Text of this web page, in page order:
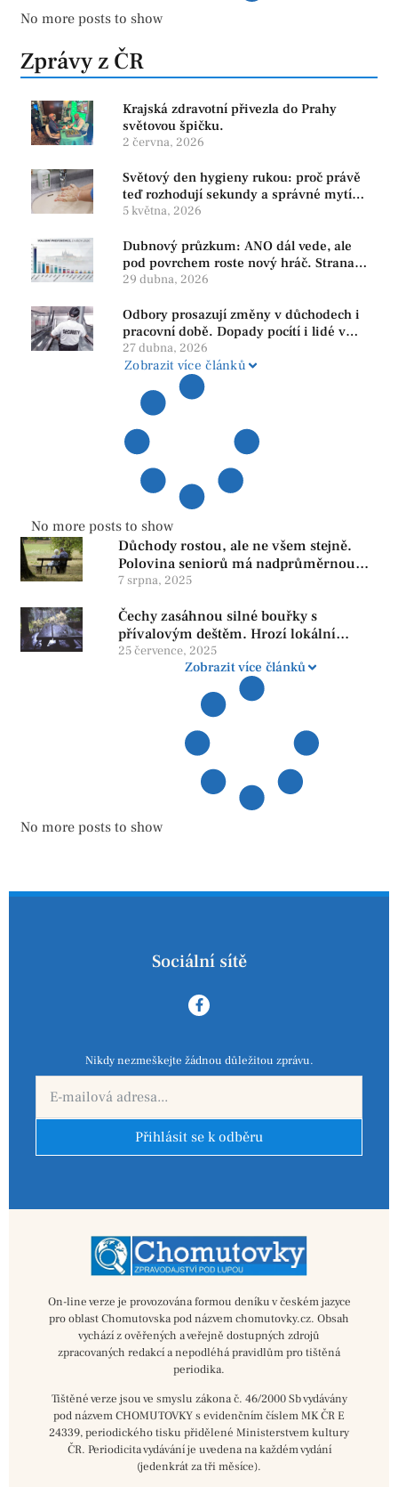
No more posts to show
Zprávy z ČR
Krajská zdravotní přivezla do Prahy
světovou špičku.
2 června, 2026
Světový den hygieny rukou: proč právě
teď rozhodují sekundy a správné mytí
rukou
5 května, 2026
Dubnový průzkum: ANO dál vede, ale
pod povrchem roste nový hráč. Strana
PRO se drží nejvýš mezi menšími
29 dubna, 2026
Odbory prosazují změny v důchodech i
pracovní době. Dopady pocítí i lidé v
našem regionu
27 dubna, 2026
Zobrazit více článků
No more posts to show
Důchody rostou, ale ne všem stejně.
Polovina seniorů má nadprůměrnou
penzi, tisíce však žijí pod hranicí
reformy
7 srpna, 2025
Čechy zasáhnou silné bouřky s
přívalovým deštěm. Hrozí lokální
zatopení
25 července, 2025
Zobrazit více článků
No more posts to show
Sociální sítě
Nikdy nezmeškejte žádnou důležitou zprávu.
Přihlásit se k odběru
On-line verze je provozována formou deníku v českém jazyce
pro oblast Chomutovska pod názvem chomutovky.cz. Obsah
vychází z ověřených a veřejně dostupných zdrojů
zpracovaných redakcí a nepodléhá pravidlům pro tištěná
periodika.
Tištěné verze jsou ve smyslu zákona č. 46/2000 Sb vydávány
pod názvem CHOMUTOVKY s evidenčním číslem MK ČR E
24339, periodického tisku přidělené Ministerstvem kultury
ČR. Periodicita vydávání je uvedena na každém vydání
(jedenkrát za tři měsíce).